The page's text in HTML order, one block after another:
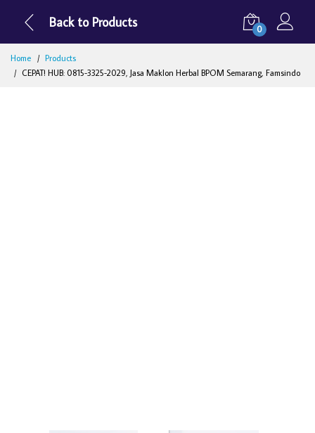
Back to Products 0
Home
Products
CEPAT! HUB: 0815-3325-2029, Jasa Maklon Herbal BPOM Semarang, Famsindo